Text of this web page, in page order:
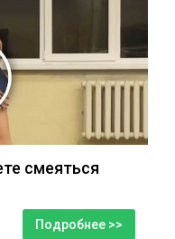
смеяться
Подробнее >>